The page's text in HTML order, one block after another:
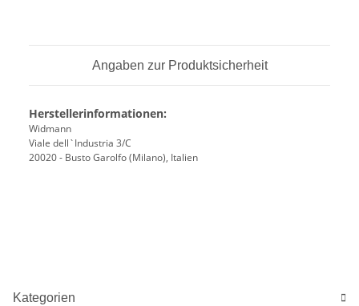
Angaben zur Produktsicherheit
Herstellerinformationen:
Widmann
Viale dell`Industria 3/C
20020 - Busto Garolfo (Milano), Italien
Kategorien